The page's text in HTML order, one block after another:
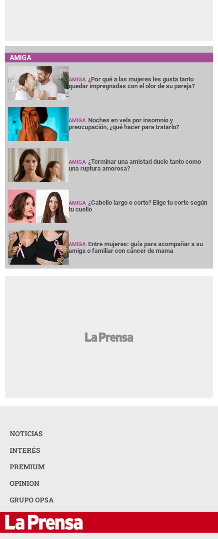
AMIGA
AMIGA ¿Por qué a las mujeres les gusta tanto
quedar impregnadas con el olor de su pareja?
AMIGA Noches en vela por insomnio y
preocupación, ¿qué hacer para tratarlo?
AMIGA ¿Terminar una amistad duele tanto como
una ruptura amorosa?
AMIGA ¿Cabello largo o corto? Elige tu corte según
tu cuello
AMIGA Entre mujeres: guía para acompañar a su
amiga o familiar con cáncer de mama
NOTICIAS
INTERÉS
PREMIUM
OPINION
GRUPO OPSA